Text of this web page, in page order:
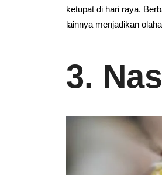
ketupat di hari raya.
lainnya menjadikan
3.